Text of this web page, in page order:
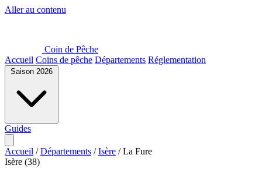
Aller au contenu
Coin de Pêche
Accueil Coins de pêche Départements Réglementation
Saison 2026
Guides
Accueil / Départements / Isère / La Fure
Isère (38)